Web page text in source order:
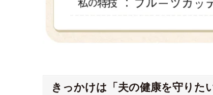
きっかけは「夫の健康を守りた